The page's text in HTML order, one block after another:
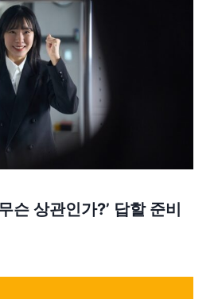
슨 상관인가?’ 답할 준비